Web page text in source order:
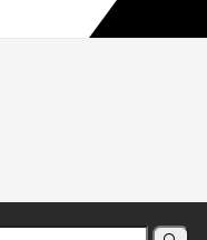
no país